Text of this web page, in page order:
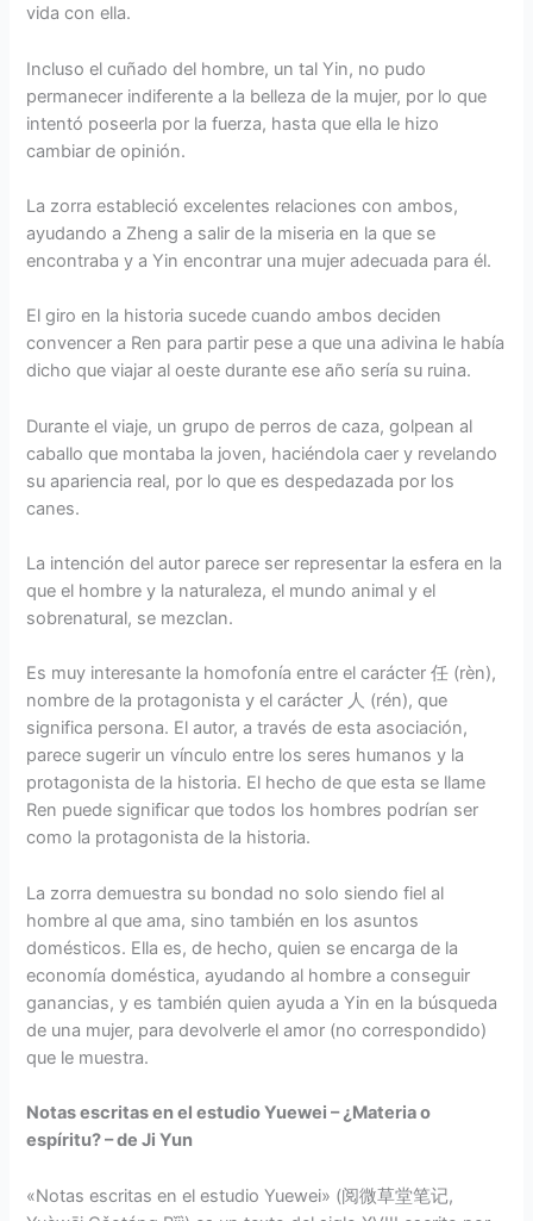
vida con ella.
Incluso el cuñado del hombre, un tal Yin, no pudo
permanecer indiferente a la belleza de la mujer, por lo que
intentó poseerla por la fuerza, hasta que ella le hizo
cambiar de opinión.
La zorra estableció excelentes relaciones con ambos,
ayudando a Zheng a salir de la miseria en la que se
encontraba y a Yin encontrar una mujer adecuada para él.
El giro en la historia sucede cuando ambos deciden
convencer a Ren para partir pese a que una adivina le había
dicho que viajar al oeste durante ese año sería su ruina.
Durante el viaje, un grupo de perros de caza, golpean al
caballo que montaba la joven, haciéndola caer y revelando
su apariencia real, por lo que es despedazada por los
canes.
La intención del autor parece ser representar la esfera en la
que el hombre y la naturaleza, el mundo animal y el
sobrenatural, se mezclan.
Es muy interesante la homofonía entre el carácter 任 (rèn),
nombre de la protagonista y el carácter 人 (rén), que
significa persona. El autor, a través de esta asociación,
parece sugerir un vínculo entre los seres humanos y la
protagonista de la historia. El hecho de que esta se llame
Ren puede significar que todos los hombres podrían ser
como la protagonista de la historia.
La zorra demuestra su bondad no solo siendo fiel al
hombre al que ama, sino también en los asuntos
domésticos. Ella es, de hecho, quien se encarga de la
economía doméstica, ayudando al hombre a conseguir
ganancias, y es también quien ayuda a Yin en la búsqueda
de una mujer, para devolverle el amor (no correspondido)
que le muestra.
Notas escritas en el estudio Yuewei – ¿Materia o
espíritu? – de Ji Yun
«Notas escritas en el estudio Yuewei» (阅微草堂笔记,